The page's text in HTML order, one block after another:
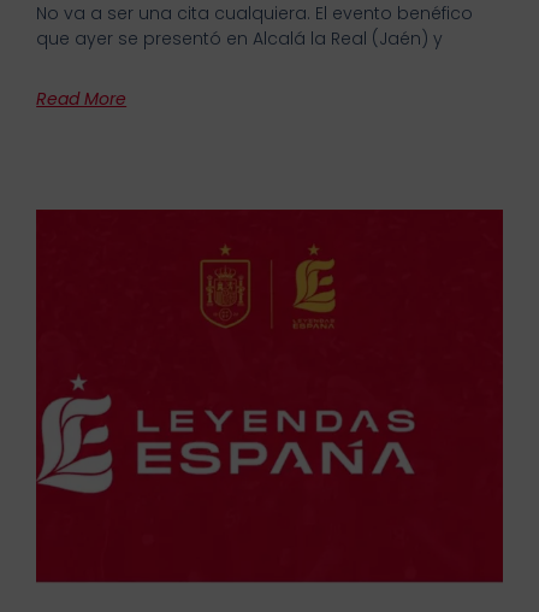
No va a ser una cita cualquiera. El evento benéfico
que ayer se presentó en Alcalá la Real (Jaén) y
Read More